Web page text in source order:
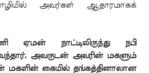
அவர்கள் ஆதாரமாகக்
ஏமன் நாட்டிலிருந்து நபி
அவருடன் அவரின் மகளும்
மகளின் கையில் தங்கத்தினாலான